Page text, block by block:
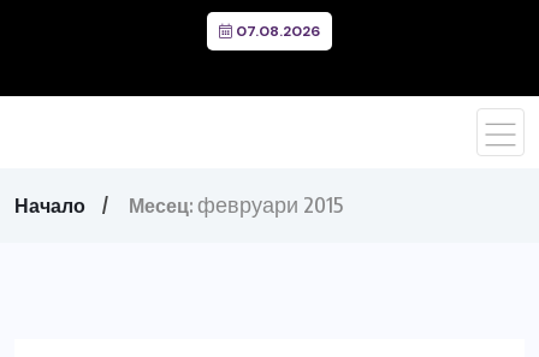
07.08.2026
Начало Месец: февруари 2015